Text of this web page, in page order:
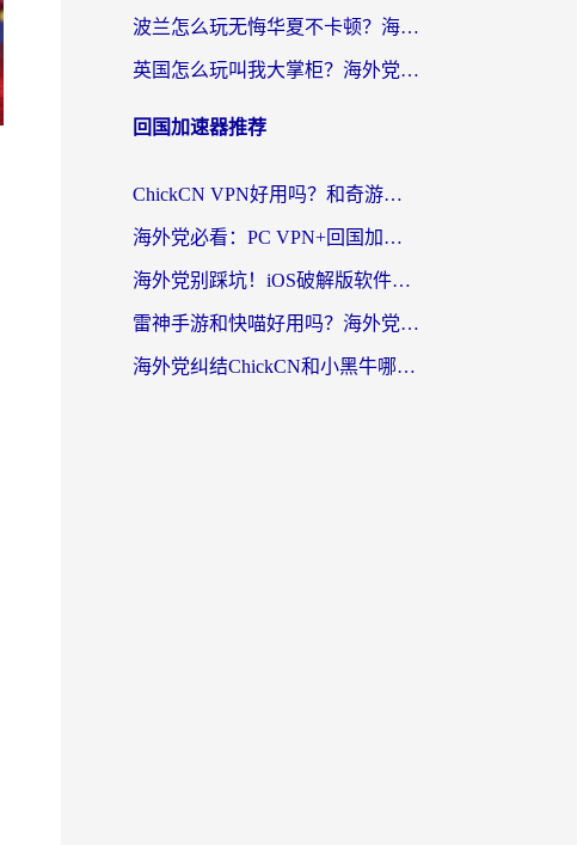
波兰怎么玩无悔华夏不卡顿？海外国服游戏加速器终极指南（附征途2萤火突击解决方案）
英国怎么玩叫我大掌柜？海外党国服游戏加速避坑指南（附实测推荐）
回国加速器推荐
ChickCN VPN好用吗？和奇游手游VPN对比哪个回国效果更好？海外党亲测实用指南
海外党必看：PC VPN+回国加速器怎么选？无缝访问国内资源全攻略
海外党别踩坑！iOS破解版软件不可靠？教你选对回国加速器无缝看国内资源
雷神手游和快喵好用吗？海外党亲测5款回国加速器，附斧牛Bling对比+微信视频号解决办法
海外党纠结ChickCN和小黑牛哪个好？一篇帮你选对回国加速器的实用指南